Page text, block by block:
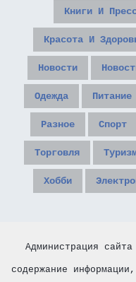
Книги И
Красота И
Новости
Одежда Питание
Разное Спорт
Торговля
Хобби
Администрация
содержание